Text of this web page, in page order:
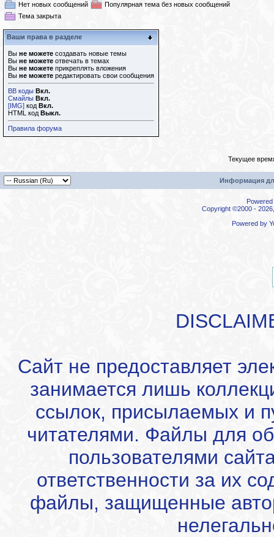
Нет новых сообщений
Популярная тема без новых сообщений
Тема закрыта
Ваши права в разделе
Вы не можете создавать новые темы
Вы не можете отвечать в темах
Вы не можете прикреплять вложения
Вы не можете редактировать свои сообщения
BB коды Вкл.
Смайлы Вкл.
[IMG] код Вкл.
HTML код Выкл.
Правила форума
Текущее
Информация
Copyright ©2000 -
Powered by
Сайт не предоставляет
занимается лишь
ссылок, присылаемых и
читателями. Файлы для
пользователями
ответственности за их
файлы, защищенные